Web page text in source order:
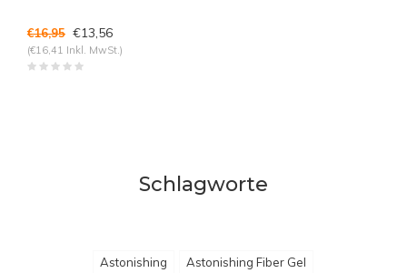
€16,95 €13,56
(€16,41 Inkl. MwSt.)
Schlagworte
Astonishing Astonishing Fiber Gel